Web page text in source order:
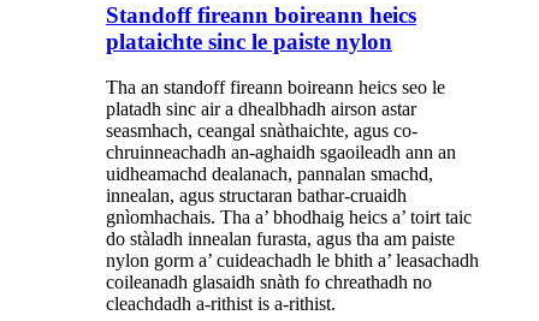
Standoff fireann boireann heics
plataichte sinc le paiste nylon
Tha an standoff fireann boireann heics seo le
platadh sinc air a dhealbhadh airson astar
seasmhach, ceangal snàthaichte, agus co-
chruinneachadh an-aghaidh sgaoileadh ann an
uidheamachd dealanach, pannalan smachd,
innealan, agus structaran bathar-cruaidh
gnìomhachais. Tha a’ bhodhaig heics a’ toirt taic
do stàladh innealan furasta, agus tha am paiste
nylon gorm a’ cuideachadh le bhith a’ leasachadh
coileanadh glasaidh snàth fo chreathadh no
cleachdadh a-rithist is a-rithist.